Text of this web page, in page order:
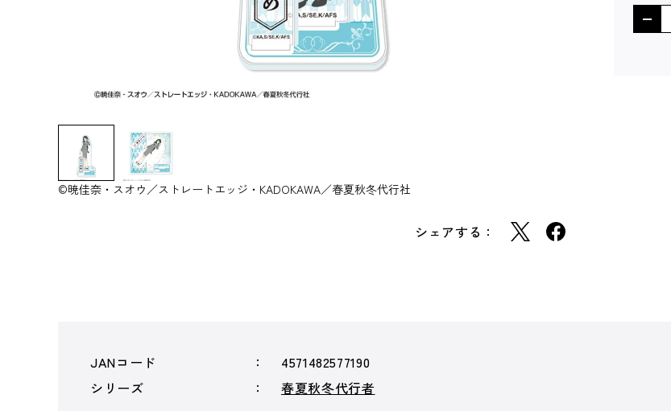
©暁佳奈・スオウ／ストレートエッジ・KADOKAWA／春夏秋冬代行社
シェアする：
JANコード
4571482577190
シリーズ
春夏秋冬代行者